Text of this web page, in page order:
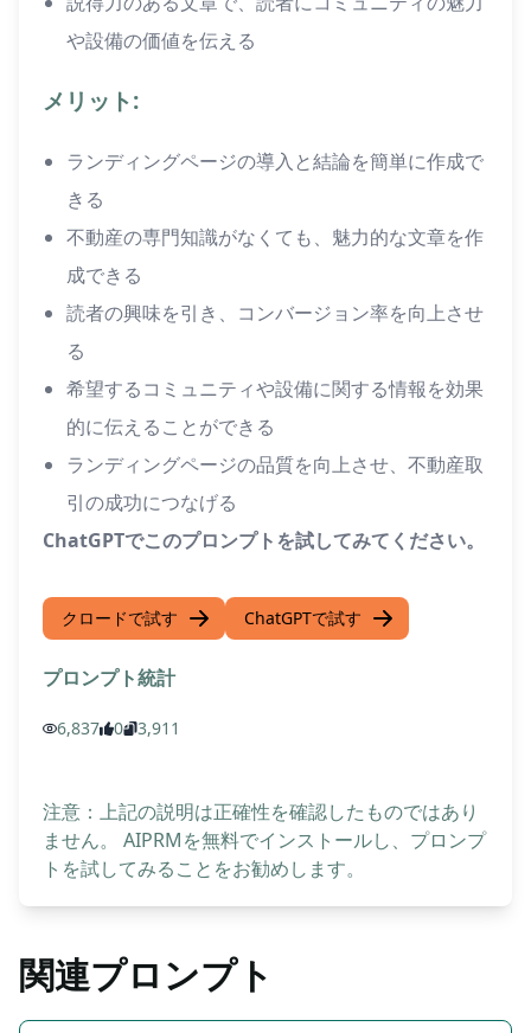
や設備の価値を伝える
メリット:
ランディングページの導入と結論を簡単に作成で
きる
不動産の専門知識がなくても、魅力的な文章を作
成できる
読者の興味を引き、コンバージョン率を向上させ
る
希望するコミュニティや設備に関する情報を効果
的に伝えることができる
ランディングページの品質を向上させ、不動産取
引の成功につなげる
ChatGPTでこのプロンプトを試してみてください。
クロードで試す ChatGPTで試す
プロンプト統計
6,837 0 3,911
注意：上記の説明は正確性を確認したものではあり
ません。 AIPRMを無料でインストールし、プロンプ
トを試してみることをお勧めします。
関連プロンプト